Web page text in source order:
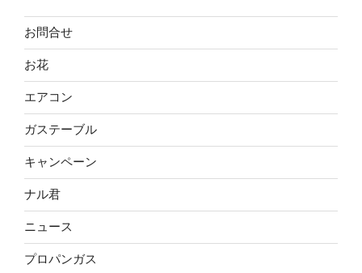
お問合せ
お花
エアコン
ガステーブル
キャンペーン
ナル君
ニュース
プロパンガス